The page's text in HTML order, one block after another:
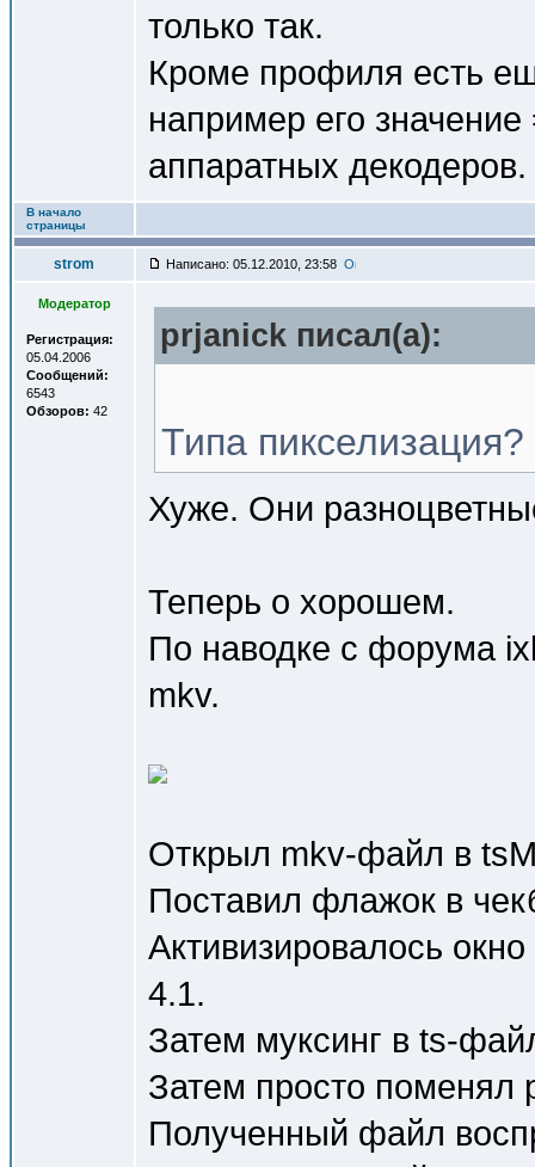
только так.
Кроме профиля есть
например его
аппаратных декодеров.
В начало
страницы
strom Написано: 05.12.2010, 23:58
Модератор
Регистрация:
05.04.2006
Сообщений:
6543
Обзоров: 42
prjanick писал(a):
Типа пикселизация?
Хуже. Они
Теперь о хорошем.
По наводке с форума
mkv.
Открыл mkv-файл в
Поставил флажок в
Активизировалось
4.1.
Затем муксинг в ts-
Затем просто
Полученный файл